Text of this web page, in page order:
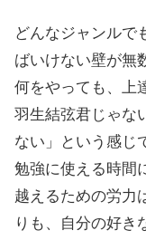
どんなジャンルで
ばいけない壁が無
何をやっても、上
羽生結弦君じゃな
ない」という感じ
勉強に使える時間
越えるための労力
りも、自分の好き